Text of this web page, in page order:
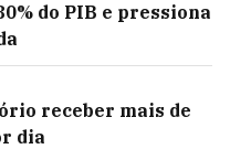
do PIB e pressiona
receber mais de
dia